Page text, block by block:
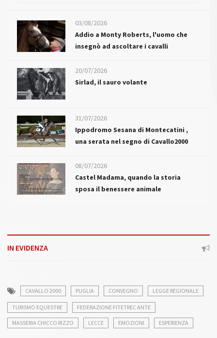
03/08/2026
Addio a Monty Roberts, l'uomo che
insegnò ad ascoltare i cavalli
20/07/2026
Sirlad, il sauro volante
31/07/2026
Ippodromo Sesana di Montecatini ,
una serata nel segno di Cavallo2000
08/07/2026
Castel Madama, quando la storia
sposa il benessere animale
IN EVIDENZA
CAVALLO 2000 PUGLIA CONVEGNO LEGGE REGIONALE
TURISMO EQUESTRE FEDERAZIONE FITETREC ANTE
MASSERIA CHICCO RIZZO LECCE EMOZIONI ESPERIENZA